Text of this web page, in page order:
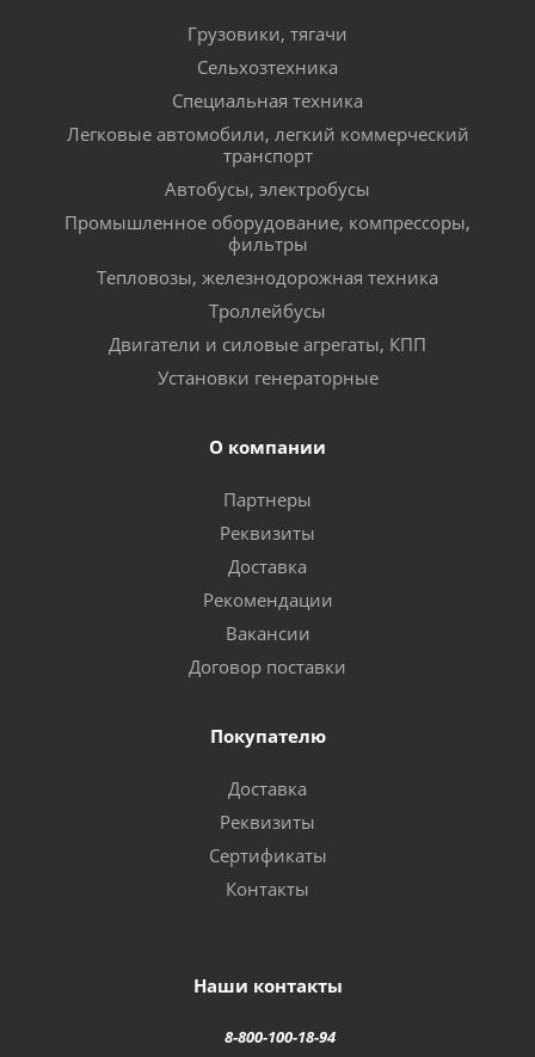
Грузовики, тягачи
Сельхозтехника
Специальная техника
Легковые автомобили, легкий коммерческий
транспорт
Автобусы, электробусы
Промышленное оборудование, компрессоры,
фильтры
Тепловозы, железнодорожная техника
Троллейбусы
Двигатели и силовые агрегаты, КПП
Установки генераторные
О компании
Партнеры
Реквизиты
Доставка
Рекомендации
Вакансии
Договор поставки
Покупателю
Доставка
Реквизиты
Сертификаты
Контакты
Наши контакты
8-800-100-18-94